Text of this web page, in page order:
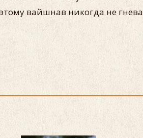
вайшнав никогда не